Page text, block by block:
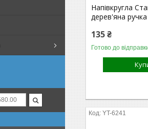
Напівкругла
дерев'яна
135 ₴
Готово до
YT-6241